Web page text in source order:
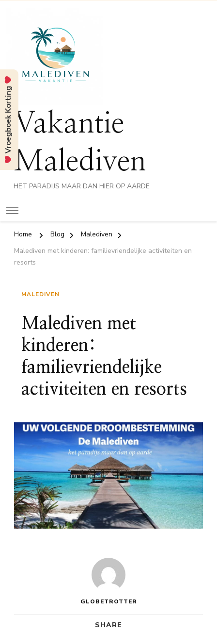
Vakantie
Malediven
HET PARADIJS MAAR DAN HIER OP AARDE
Home Blog
Malediven
Malediven met kinderen: familievriendelijke activiteiten en
resorts
MALEDIVEN
Malediven met
kinderen:
familievriendelijke
activiteiten en resorts
GLOBETROTTER
SHARE
Vroegboek Korting